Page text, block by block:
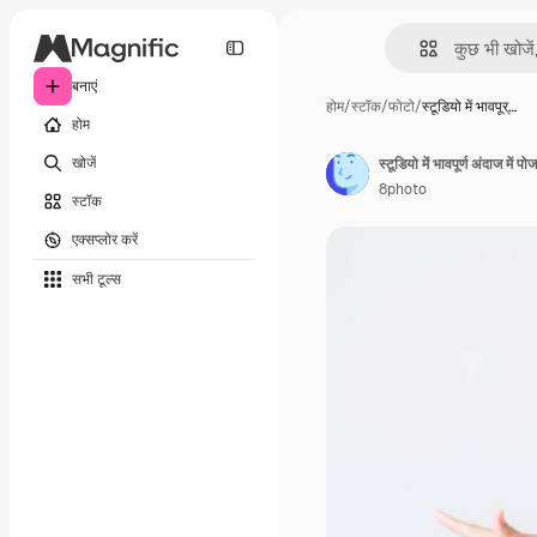
बनाएं
होम
खोजें
स्टॉक
एक्सप्लोर करें
सभी टूल्‍स
होम/स्टॉक/फोटो/स्टूडियो में भावपूर्…
स्टूडियो में भावपूर्ण अंदाज में
8photo